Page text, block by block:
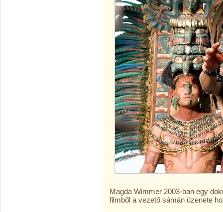
Magda Wimmer 2003-ban egy
filmből a vezető sámán üzenete